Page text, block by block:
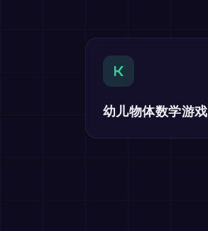
K
幼儿物体数学游戏